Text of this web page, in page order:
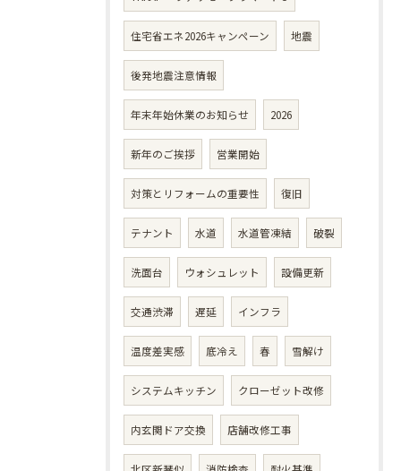
住宅省エネ2026キャンペーン 地震
後発地震注意情報
年末年始休業のお知らせ 2026
新年のご挨拶 営業開始
対策とリフォームの重要性 復旧
テナント 水道 水道管凍結 破裂
洗面台 ウォシュレット 設備更新
交通渋滞 遅延 インフラ
温度差実感 底冷え 春 雪解け
システムキッチン クローゼット改修
内玄関ドア交換 店舗改修工事